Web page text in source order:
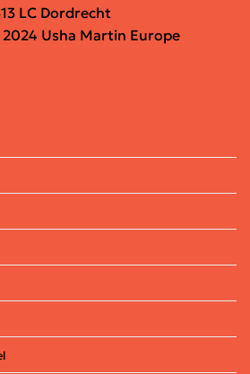
LC Dordrecht
Usha Martin Europe